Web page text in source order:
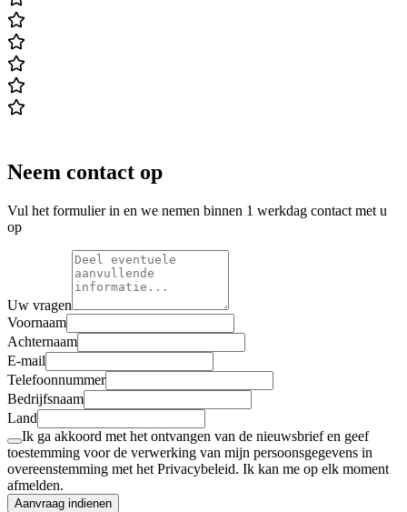
Neem contact op
Vul het formulier in en we nemen binnen 1 werkdag contact met u
op
Uw vragen
Voornaam
Achternaam
E-mail
Telefoonnummer
Bedrijfsnaam
Land
Ik ga akkoord met het ontvangen van de nieuwsbrief en geef
toestemming voor de verwerking van mijn persoonsgegevens in
overeenstemming met het Privacybeleid. Ik kan me op elk moment
afmelden.
Aanvraag indienen